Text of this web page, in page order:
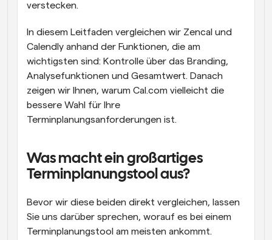
verstecken.
In diesem Leitfaden vergleichen wir Zencal und
Calendly anhand der Funktionen, die am
wichtigsten sind: Kontrolle über das Branding,
Analysefunktionen und Gesamtwert. Danach
zeigen wir Ihnen, warum Cal.com vielleicht die
bessere Wahl für Ihre
Terminplanungsanforderungen ist.
Was macht ein großartiges
Terminplanungstool aus?
Bevor wir diese beiden direkt vergleichen, lassen
Sie uns darüber sprechen, worauf es bei einem
Terminplanungstool am meisten ankommt.